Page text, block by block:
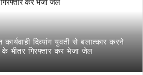
दिव्यांग युवती से बलात्कार करने
भीतर गिरफ्तार कर भेजा जेल